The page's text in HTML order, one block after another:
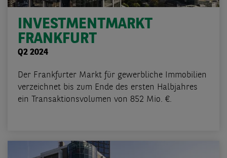
INVESTMENTMARKT
FRANKFURT
Q2 2024
Der Frankfurter Markt für gewerbliche Immobilien
verzeichnet bis zum Ende des ersten Halbjahres
ein Transaktionsvolumen von 852 Mio. €.